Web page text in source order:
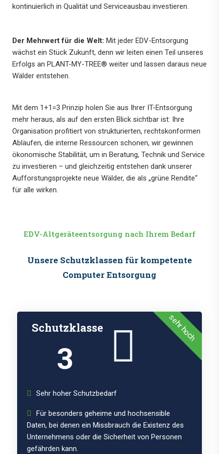
kontinuierlich in Qualität und Serviceausbau investieren.
Der Mehrwert für die Welt: Mit jeder EDV-Entsorgung
wächst ein Stück Zukunft, denn wir leiten einen Teil unseres
Erfolgs an PLANT-MY-TREE® weiter und lassen daraus neue
Wälder entstehen.
Mit dem 1+1=3 Prinzip holen Sie aus Ihrer IT-Entsorgung
mehr heraus, als auf den ersten Blick sichtbar ist: Ihre
Organisation profitiert von strukturierten, rechtskonformen
Abläufen, die interne Ressourcen schonen, wir gewinnen
ökonomische Stabilität, um in Beratung, Technik und Service
zu investieren – und gleichzeitig entstehen dank unserer
Aufforstungsprojekte neue Wälder, die als „grüne Rendite“
für alle wirken.
EDV-Altgeräteentsorgung nach Ihrem Bedarf
Unsere Schutzklassen für kompetente
Computer Entsorgung
sehr hoch
Schutzklasse
3
Sehr hoher Schutzbedarf
Für besonders geheime und hochsensible
Daten, bei denen ein Missbrauch die Existenz des
Unternehmens oder die Sicherheit von Personen
gefährden kann.